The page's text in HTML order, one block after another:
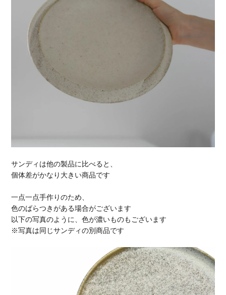
サンディは他の製品に比べると、
個体差がかなり大きい商品です
一点一点手作りのため、
色のばらつきがある場合がございます
以下の写真のように、色が濃いものもございます
※写真は同じサンディの別商品です